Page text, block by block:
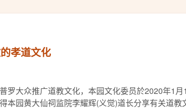
孝道文化
罗大众推广道教文化，本园文化委员於2020年1
本园黄大仙祠监院李耀辉(义觉)道长分享有关道教